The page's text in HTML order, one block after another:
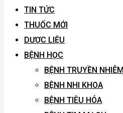
TIN TỨC
THUỐC MỚI
DƯỢC LIỆU
BỆNH HỌC
BỆNH TRUYỀN NHIỄM
BỆNH NHI KHOA
BỆNH TIÊU HÓA